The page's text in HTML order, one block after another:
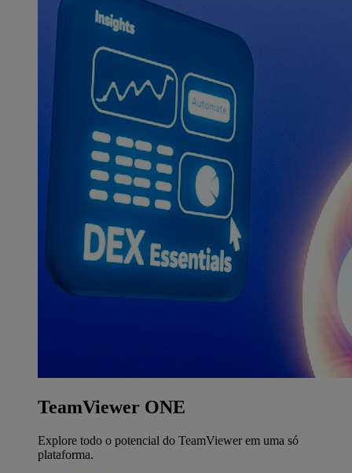
TeamViewer ONE
Explore todo o potencial do TeamViewer em uma só
plataforma.